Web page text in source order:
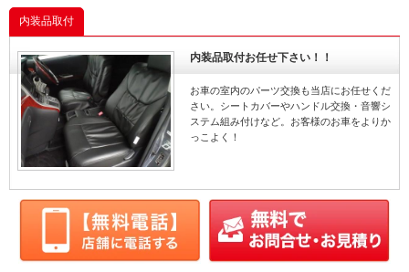
内装品取付
内装品取付お任せ下さい！！
お車の室内のパーツ交換も当店にお任せくだ
さい。シートカバーやハンドル交換・音響シ
ステム組み付けなど。お客様のお車をよりか
っこよく！